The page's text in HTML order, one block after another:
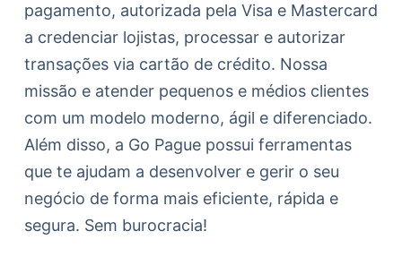
pagamento, autorizada pela Visa e Mastercard
a credenciar lojistas, processar e autorizar
transações via cartão de crédito. Nossa
missão e atender pequenos e médios clientes
com um modelo moderno, ágil e diferenciado.
Além disso, a Go Pague possui ferramentas
que te ajudam a desenvolver e gerir o seu
negócio de forma mais eficiente, rápida e
segura. Sem burocracia!